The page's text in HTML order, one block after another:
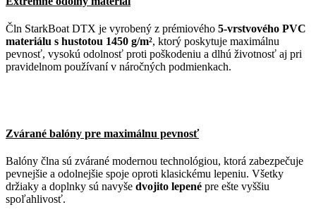
Čln StarkBoat DTX je vyrobený z prémiového 5-vrstvového PVC
materiálu s hustotou 1450 g/m², ktorý poskytuje maximálnu
pevnosť, vysokú odolnosť proti poškodeniu a dlhú životnosť aj pri
pravidelnom používaní v náročných podmienkach.
Zvárané balóny pre maximálnu pevnosť
Balóny člna sú zvárané modernou technológiou, ktorá zabezpečuje
pevnejšie a odolnejšie spoje oproti klasickému lepeniu. Všetky
držiaky a doplnky sú navyše dvojito lepené pre ešte vyššiu
spoľahlivosť.